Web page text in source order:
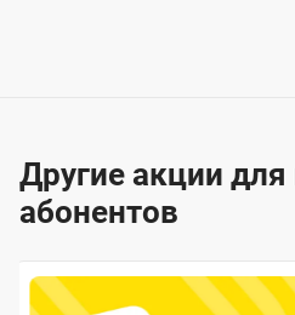
Другие акции
абонентов